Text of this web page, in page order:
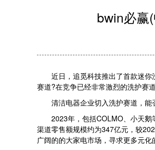
bwin必赢
近日，追觅科技推出了首款迷你
赛道?在竞争已经非常激烈的洗护赛
清洁电器企业切入洗护赛道，能
2023年，包括COLMO、小天鹅
渠道零售额规模约为347亿元，较
广阔的的大家电市场，寻求更多元化